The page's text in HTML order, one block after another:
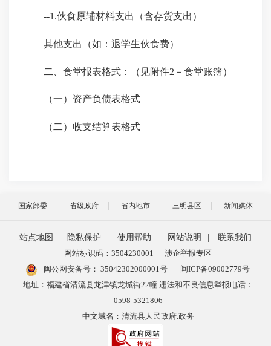
--1.伙食原辅材料支出（含存货支出）
其他支出（如：退学生伙食费）
二、食堂报表格式： （见附件2－食堂账簿）
（一）资产负债表格式
（二）收支结算表格式
国家部委 省级政府 省内地市 三明县区 新闻媒体
站点地图 隐私保护 使用帮助 网站说明
联系我们
网站标识码：3504230001
涉企举报专区
闽公网安备号： 35042302000001号
闽ICP备09002779号
地址：福建省清流县龙津镇龙城街22幢 违法和不良信息举报电话：
0598-5321806
中文域名：清流县人民政府.政务